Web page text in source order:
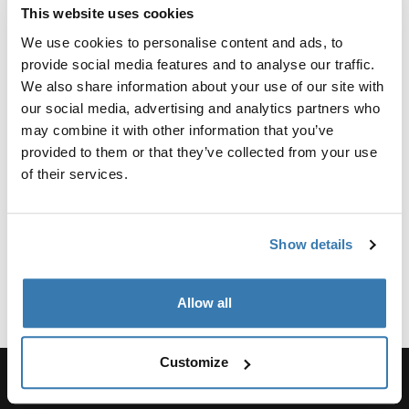
This website uses cookies
We use cookies to personalise content and ads, to
provide social media features and to analyse our traffic.
We also share information about your use of our site with
our social media, advertising and analytics partners who
may combine it with other information that you’ve
provided to them or that they’ve collected from your use
of their services.
Show details
Allow all
Customize
Warum sollten Sie sich für
einen vorne montierten
Fahrradkindersitz entscheiden?
Ein vorne montierter Fahrradkindersitz bietet zahlreiche
Vorteile für Eltern und Kinder. Wenn Sie Ihr Kind vorne
platzieren, entsteht ein gemeinsames Erlebnis, das eine
einfache Kommunikation während der Fahrt ermöglicht.
Sicherheit und Komfort an
erster Stelle
mit Ihrem Kind an erster Stelle steht. Unsere
Mehr anzeigen